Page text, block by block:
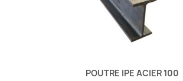
POUTRE IPE ACIER 100